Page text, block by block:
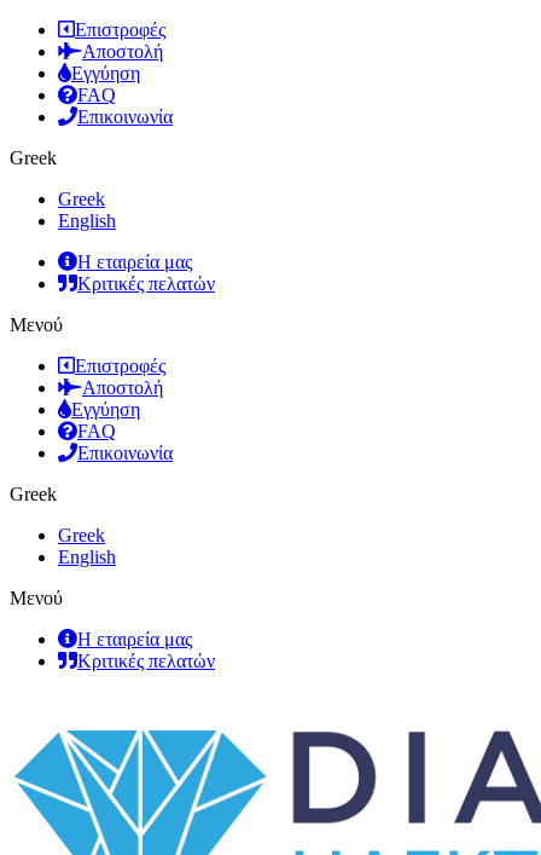
Επιστροφές
Αποστολή
Εγγύηση
FAQ
Επικοινωνία
Greek
Greek
English
Η εταιρεία μας
Κριτικές πελατών
Μενού
Επιστροφές
Αποστολή
Εγγύηση
FAQ
Επικοινωνία
Greek
Greek
English
Μενού
Η εταιρεία μας
Κριτικές πελατών